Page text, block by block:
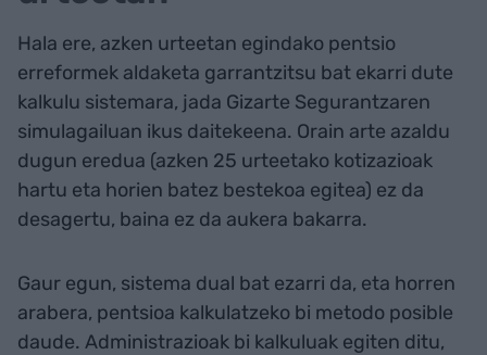
Hala ere, azken urteetan egindako pentsio
erreformek aldaketa garrantzitsu bat ekarri dute
kalkulu sistemara, jada Gizarte Segurantzaren
simulagailuan ikus daitekeena. Orain arte azaldu
dugun eredua (azken 25 urteetako kotizazioak
hartu eta horien batez bestekoa egitea) ez da
desagertu, baina ez da aukera bakarra.
Gaur egun, sistema dual bat ezarri da, eta horren
arabera, pentsioa kalkulatzeko bi metodo posible
daude. Administrazioak bi kalkuluak egiten ditu,